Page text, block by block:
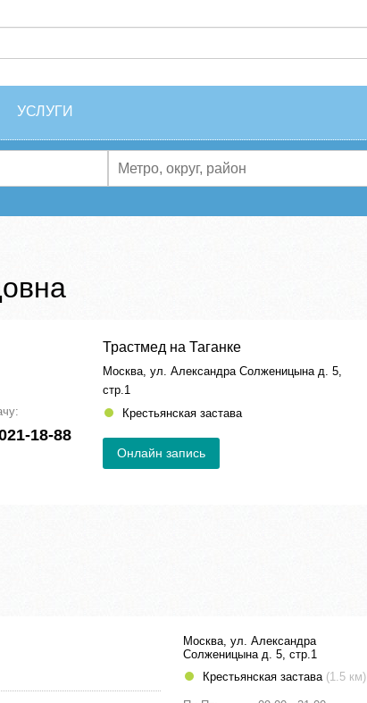
УСЛУГИ
18-88
Трастмед на Таганке
Москва, ул. Александра Солженицына д. 5,
стр.1
Крестьянская застава
Онлайн запись
Москва, ул. Александра
Солженицына д. 5, стр.1
Крестьянская застава (1.5 км)